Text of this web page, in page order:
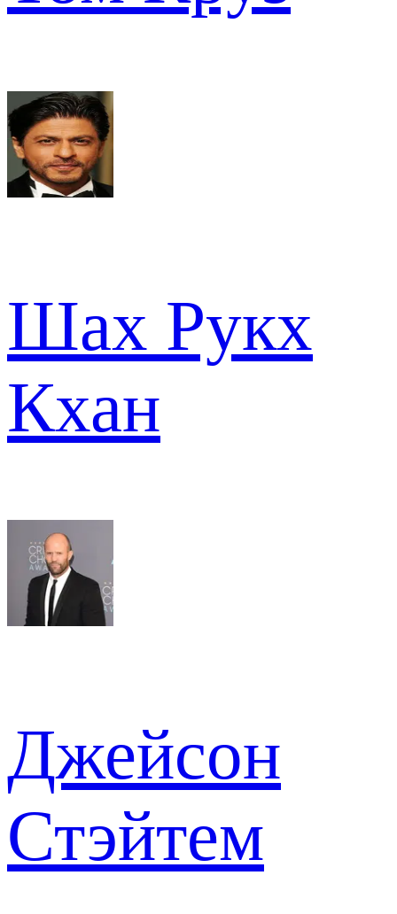
Шах Рукх
Кхан
Джейсон
Стэйтем